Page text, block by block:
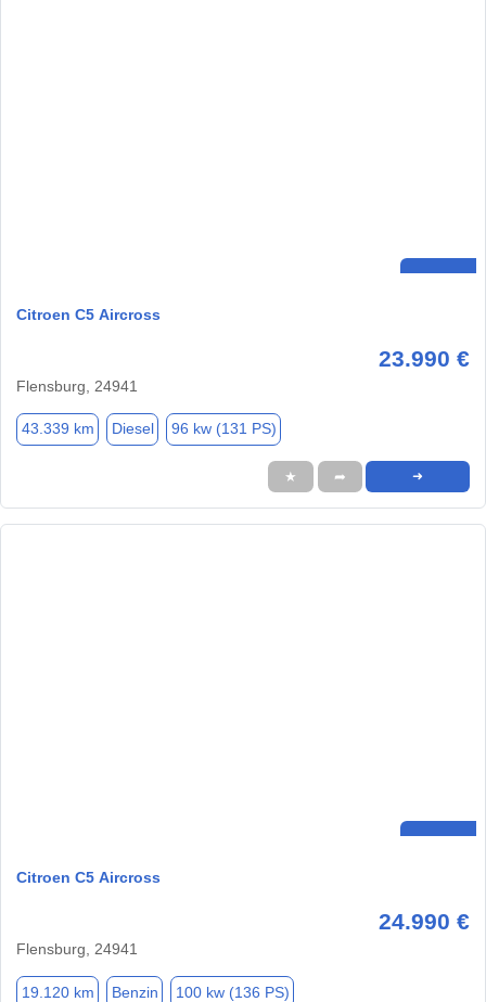
Citroen C5 Aircross
23.990 €
Flensburg, 24941
43.339 km Diesel 96 kw (131 PS)
★ ➦ ➜
Citroen C5 Aircross
24.990 €
Flensburg, 24941
19.120 km Benzin 100 kw (136 PS)